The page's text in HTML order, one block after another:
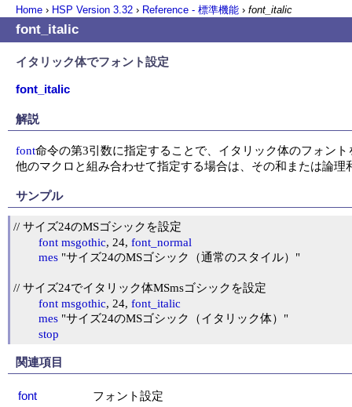
Home › HSP Version 3.32 › Reference - 標準機能 › font_italic
font_italic
イタリック体でフォント設定
font_italic
解説
font命令の第3引数に指定することで、イタリック体のフォン
他のマクロと組み合わせて指定する場合は、その和または論理
サンプル
// サイズ24のMSゴシックを設定
font msgothic, 24, font_normal
mes "サイズ24のMSゴシック（通常のスタイル）"
// サイズ24でイタリック体MSmsゴシックを設定
font msgothic, 24, font_italic
mes "サイズ24のMSゴシック（イタリック体）"
stop
関連項目
font
フォント設定